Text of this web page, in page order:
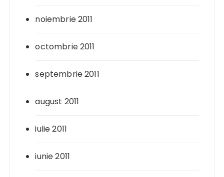
noiembrie 2011
octombrie 2011
septembrie 2011
august 2011
iulie 2011
iunie 2011